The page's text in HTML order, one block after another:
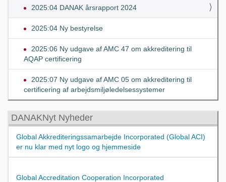
2025:04 DANAK årsrapport 2024
2025:04 Ny bestyrelse
2025:06 Ny udgave af AMC 47 om akkreditering til
AQAP certificering
2025:07 Ny udgave af AMC 05 om akkreditering til
certificering af arbejdsmiljøledelsessystemer
DANAKNyt Nyheder
Global Akkrediteringssamarbejde Incorporated (Global ACI)
er nu klar med nyt logo og hjemmeside
Global Accreditation Cooperation Incorporated